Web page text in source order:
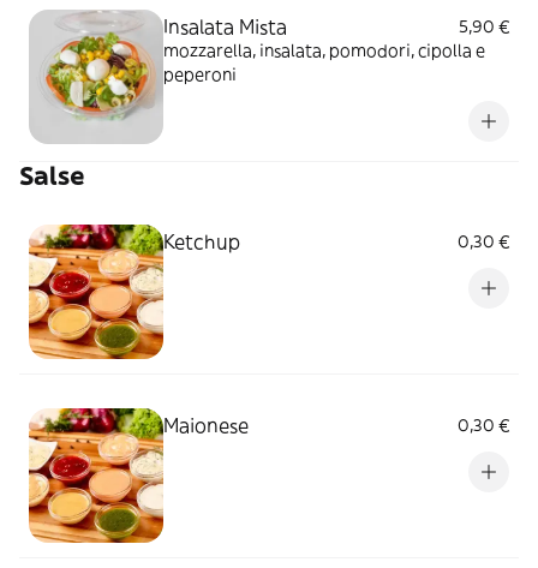
Insalata Mista
5,90 €
mozzarella, insalata, pomodori, cipolla e
peperoni
Salse
Ketchup 0,30 €
Maionese 0,30 €